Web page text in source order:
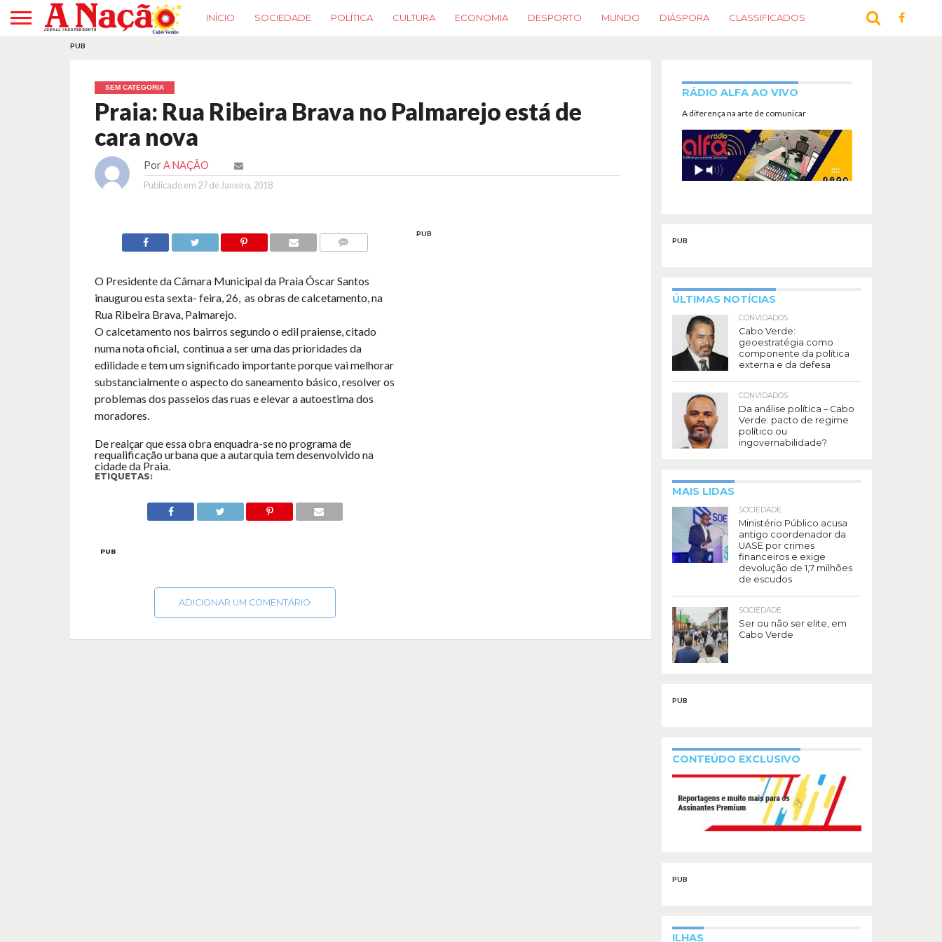
INÍCIO SOCIEDADE POLÍTICA CULTURA ECONOMIA DESPORTO MUNDO DIÁSPORA CLASSIFICADOS
PUB
SEM CATEGORIA
Praia: Rua Ribeira Brava no Palmarejo está de
cara nova
Por A NAÇÃO
Publicado em 27 de Janeiro, 2018
O Presidente da Câmara Municipal da Praia Óscar Santos
inaugurou esta sexta- feira, 26, as obras de calcetamento, na
Rua Ribeira Brava, Palmarejo.
O calcetamento nos bairros segundo o edil praiense, citado
numa nota oficial, continua a ser uma das prioridades da
edilidade e tem um significado importante porque vai melhorar
substancialmente o aspecto do saneamento básico, resolver os
problemas dos passeios das ruas e elevar a autoestima dos
moradores.
De realçar que essa obra enquadra-se no programa de
requalificação urbana que a autarquia tem desenvolvido na
cidade da Praia.
ETIQUETAS:
PUB
ADICIONAR UM COMENTÁRIO
PUB
RÁDIO ALFA AO VIVO
A diferença na arte de comunicar
PUB
ÚLTIMAS NOTÍCIAS
CONVIDADOS
Cabo Verde:
geoestratégia como
componente da política
externa e da defesa
CONVIDADOS
Da análise política – Cabo
Verde: pacto de regime
político ou
ingovernabilidade?
MAIS LIDAS
SOCIEDADE
Ministério Público acusa
antigo coordenador da
UASE por crimes
financeiros e exige
devolução de 1,7 milhões
de escudos
SOCIEDADE
Ser ou não ser elite, em
Cabo Verde
PUB
CONTEÚDO EXCLUSIVO
PUB
ILHAS